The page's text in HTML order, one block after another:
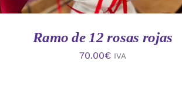
Ramo de 12 rosas rojas
70.00€ IVA